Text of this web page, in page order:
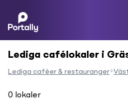
Lediga cafélokaler i
Lediga caféer & restauranger
0 lokaler